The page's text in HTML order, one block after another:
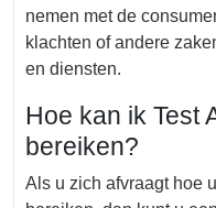
nemen met de
klachten of andere
en diensten.
Hoe kan ik Test
bereiken?
Als u zich afvraagt hoe